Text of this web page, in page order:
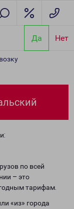
Да Нет
по всей
– это
тарифам.
«из» города